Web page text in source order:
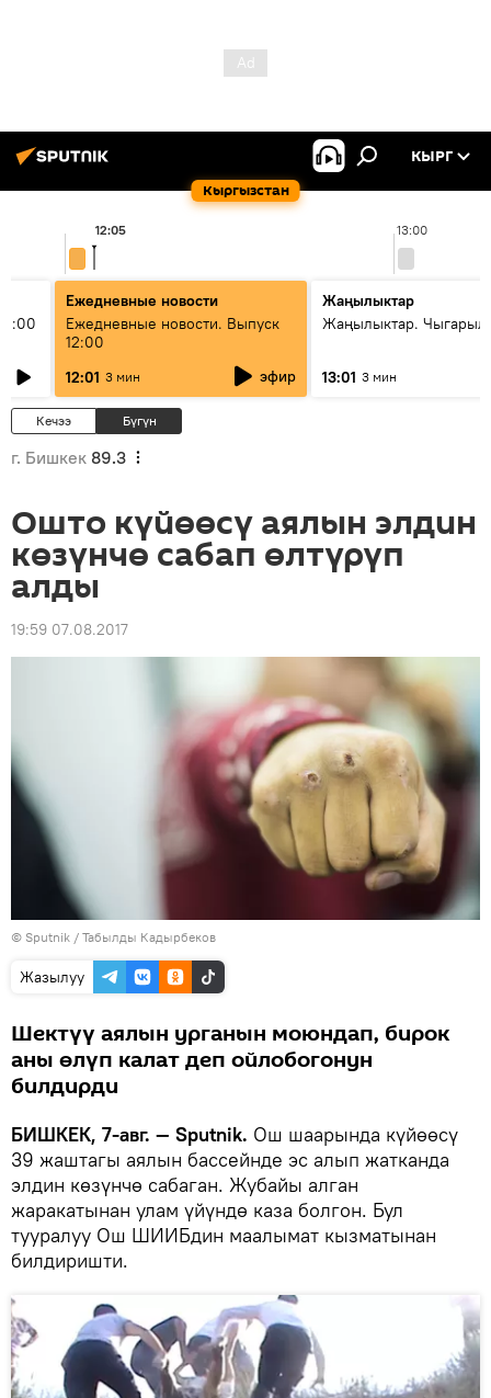
Кыргызстан
КЫРГ
13:00
12:05
Ежедневные новости
Ежедневные новости. Выпуск
12:00
12:01 3 мин эфир
Жаңылыктар
Жаңылыктар.
13:01 3 мин
Кечээ Бүгүн
г. Бишкек 89.3
Ошто күйөөсү аялын элдин
көзүнчө сабап өлтүрүп
алды
19:59 07.08.2017
© Sputnik / Табылды Кадырбеков
Жазылуу
Шектүү аялын урганын моюндап, бирок
аны өлүп калат деп ойлобогонун
билдирди
БИШКЕК, 7-авг. — Sputnik. Ош шаарында күйөөсү
39 жаштагы аялын бассейнде эс алып жатканда
элдин көзүнчө сабаган. Жубайы алган
жаракатынан улам үйүндө каза болгон. Бул
тууралуу Ош ШИИБдин маалымат кызматынан
билдиришти.